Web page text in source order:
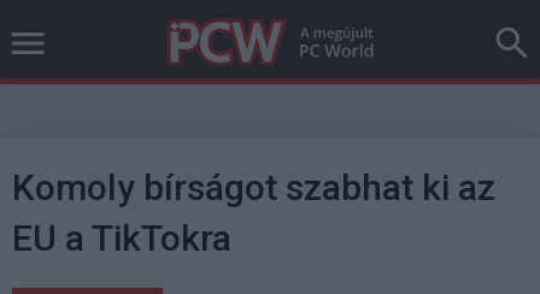
Komoly bírságot szabhat ki az
EU a TikTokra